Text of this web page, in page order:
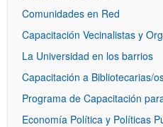
Comunidades en Red
Capacitación Vecinalistas y
La Universidad en los barrios
Capacitación a Bibliotecarias/
Programa de Capacitación
Economía Política y Políticas